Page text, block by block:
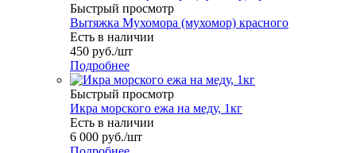
Быстрый просмотр
Вытяжка Мухомора (мухомор) красного
Есть в наличии
450 руб./шт
Подробнее
Быстрый просмотр
Икра морского ежа на меду, 1кг
Есть в наличии
6 000 руб./шт